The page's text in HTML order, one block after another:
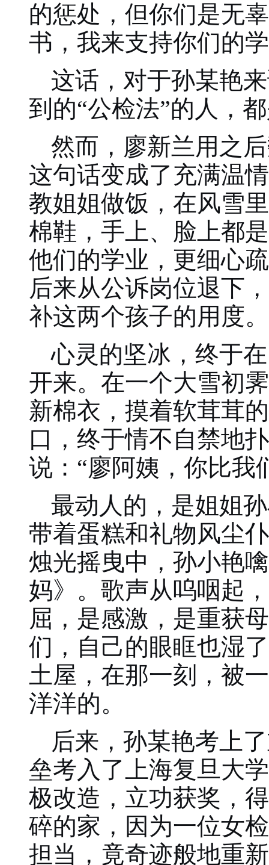
的惩处，但你们是无
书，我来支持你们的
这话，对于孙某艳
到的“公检法”的人，
然而，廖新兰用之
这句话变成了充满温
教姐姐做饭，在风雪
棉鞋，手上、脸上都
他们的学业，更细心
后来从公诉岗位退下
补这两个孩子的用度。
心灵的坚冰，终于
开来。在一个大雪初
新棉衣，摸着软茸茸
口，终于情不自禁地
说：“廖阿姨，你比我
最动人的，是姐姐
带着蛋糕和礼物风尘
烛光摇曳中，孙小艳
妈》。歌声从呜咽起
屈，是感激，是重获
们，自己的眼眶也湿
土屋，在那一刻，被
洋洋的。
后来，孙某艳考上
垒考入了上海复旦大
极改造，立功获奖，
碎的家，因为一位女
担当，竟奇迹般地重